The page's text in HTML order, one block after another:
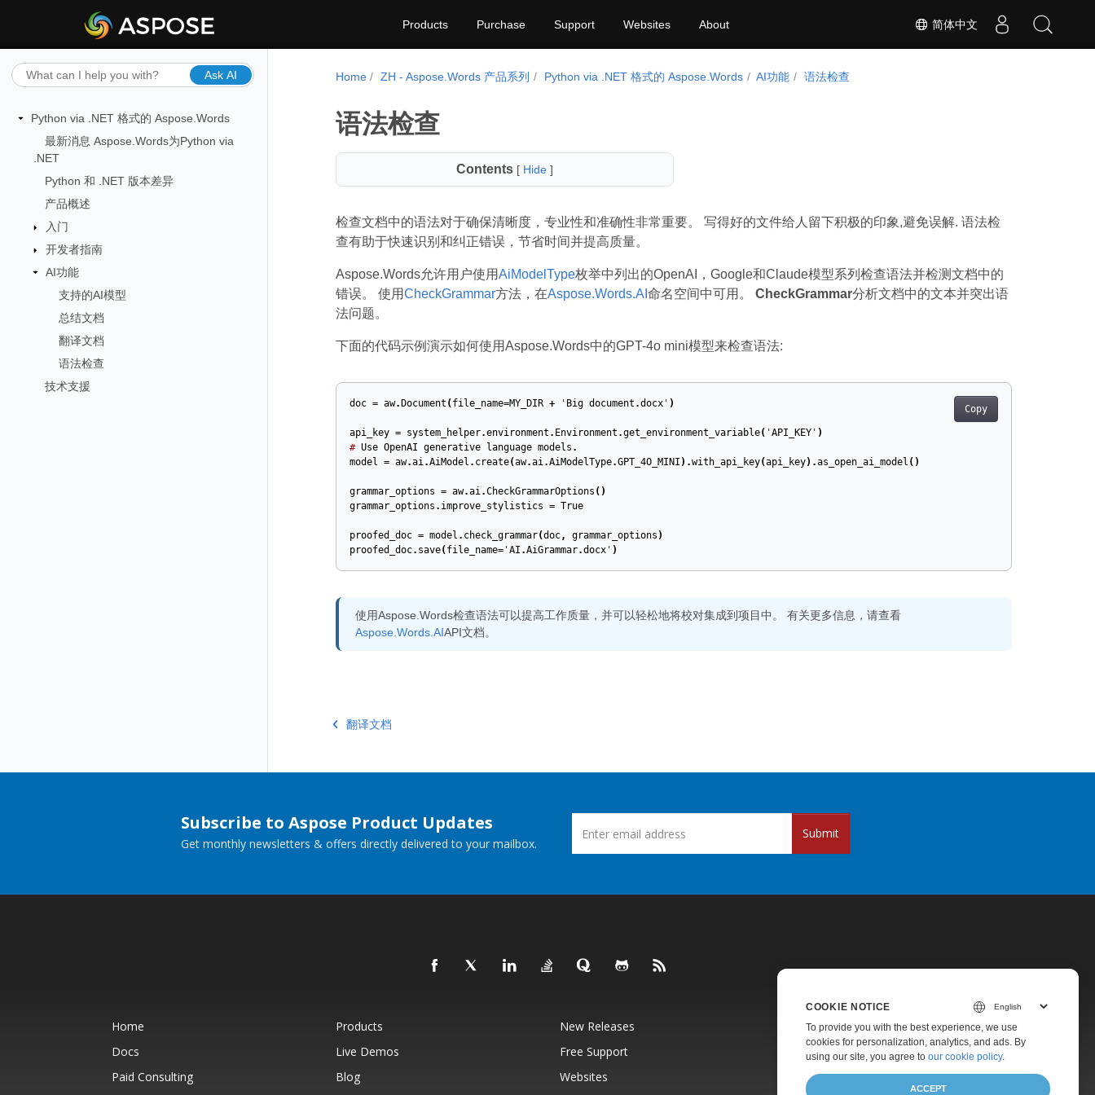
简体中文
Products Purchase Support Websites About
Ask AI
Python via .NET 格式的 Aspose.Words
最新消息 Aspose.Words为Python via
.NET
Python 和 .NET 版本差异
产品概述
入门
开发者指南
AI功能
支持的AI模型
总结文档
翻译文档
语法检查
技术支援
Home ZH - Aspose.Words 产品系列 Python via .NET 格式的 Aspose.Words AI功能 语法检查
语法检查
Contents[ Hide ]
检查文档中的语法对于确保清晰度，专业性和准确性非常重要。 写得好的文件给人留下积极的印象,避免误解. 语法检
查有助于快速识别和纠正错误，节省时间并提高质量。
Aspose.Words允许用户使用AiModelType枚举中列出的OpenAI，Google和Claude模型系列检查语法并检测文档中的
错误。 使用CheckGrammar方法，在Aspose.Words.AI 命名空间中可用。 CheckGrammar分析文档中的文本并突出语
法问题。
下面的代码示例演示如何使用Aspose.Words中的GPT-4o mini模型来检查语法:
Copy
doc = aw. Document ( file_name=MY_DIR + ' Big document .docx' )
api_key = system_helper.environment . Environment .get_environment_variable( 'API_KEY' )
# Use OpenAI generative language models .
model = aw.ai.AiModel . create(aw.ai.AiModelType.GPT_4O_MINI ).with_api_key(api_key).as_open_ai_model ()
grammar_options = aw.ai.CheckGrammarOptions ()
grammar_options . improve_stylistics = True
proofed_doc = model . check_grammar(doc, grammar_options )
proofed_doc. save( file_name='AI .AiGrammar.docx' )
使用Aspose.Words检查语法可以提高工作质量，并可以轻松地将校对集成到项目中。 有关更多信息，请查看
Aspose.Words.AIAPI文档。
翻译文档
Subscribe to Aspose Product Updates
Get monthly newsletters & offers directly delivered to your mailbox.
Submit
Home Products New Releases
Pricing
Docs
Live Demos Free Support
Paid Support
Paid Consulting
Blog Websites About
COOKIE NOTICE
To provide you with the best experience, we use
cookies for personalization, analytics, and ads. By
using our site, you agree to our cookie policy.
ACCEPT